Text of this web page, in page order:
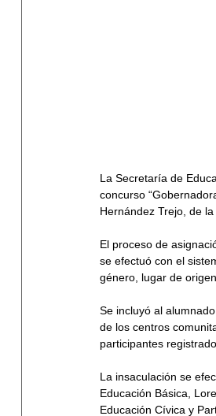
La Secretaría de
concurso
Hernández Trejo, de
El proceso de
se efectuó con el
género, lugar de
Se incluyó al
de los centros
participantes
La insaculación se
Educación Básica,
Educación Cívica y